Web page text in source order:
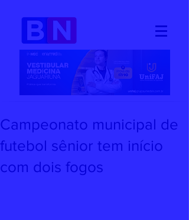
Campeonato municipal de
futebol sênior tem início
com dois fogos